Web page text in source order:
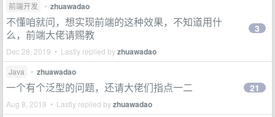
前端开发 • zhuawadao
不懂咱就问，想实现前端的这种效果，不知道用什
么，前端大佬请赐教
Dec 28, 2019 • Lastly replied byzhuawadao
3
Java • zhuawadao
一个有个泛型的问题，还请大佬们指点一二
Aug 8, 2019 • Lastly replied byzhuawadao
21